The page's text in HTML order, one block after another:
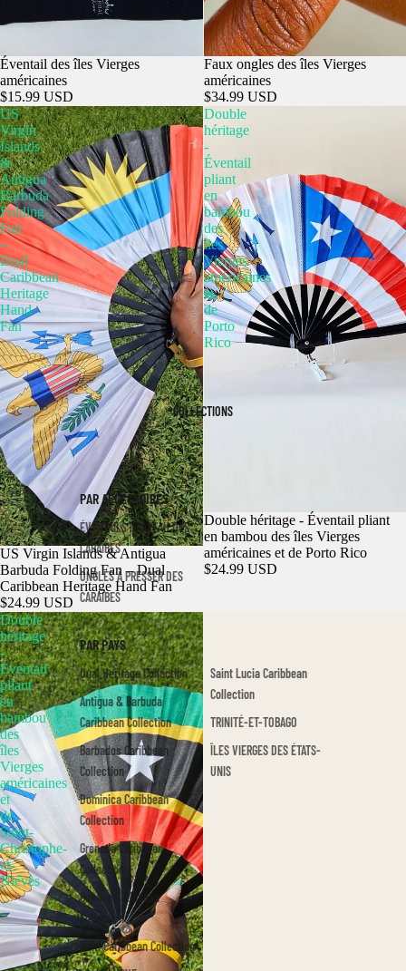
COLLECTIONS
PAR ACCESSOIRES
ÉVENTAILS DRAPEAU DES
CARAÏBES
ONGLES À PRESSER DES
CARAÏBES
PAR PAYS
Dual Heritage Collection
Antigua & Barbuda
Caribbean Collection
Barbados Caribbean
Collection
Dominica Caribbean
Collection
Grenada Caribbean
Collection
Guyana Caribbean
Collection
Haiti Caribbean Collection
Saint Lucia Caribbean
Collection
TRINITÉ-ET-TOBAGO
ÎLES VIERGES DES ÉTATS-
UNIS
Éventail des îles Vierges
américaines
$15.99 USD
Faux ongles des îles Vierges
américaines
$34.99 USD
US
Virgin
Islands
&
Antigua
Barbuda
Folding
Fan
–
Dual
Caribbean
Heritage
Hand
Fan
US Virgin Islands & Antigua
Barbuda Folding Fan – Dual
Caribbean Heritage Hand Fan
$24.99 USD
Double
héritage
-
Éventail
pliant
en
bambou
des
îles
Vierges
américaines
et
de
Porto
Rico
Double héritage - Éventail pliant
en bambou des îles Vierges
américaines et de Porto Rico
$24.99 USD
Double
héritage
-
Éventail
pliant
en
bambou
des
îles
Vierges
américaines
et
de
Saint-
Christophe-
et-
Niévès